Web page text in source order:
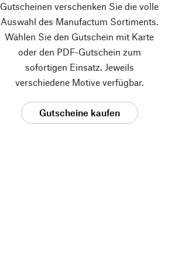
Gutscheinen verschenken Sie die volle
Auswahl des Manufactum Sortiments.
Wählen Sie den Gutschein mit Karte
oder den PDF-Gutschein zum
sofortigen Einsatz. Jeweils
verschiedene Motive verfügbar.
Gutscheine kaufen